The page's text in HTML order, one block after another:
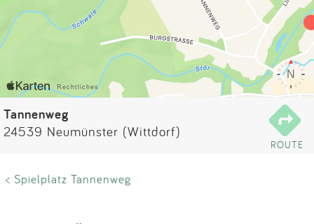
Kontakt
Impressum
Tannenweg
24539 Neumünster (Wittdorf)
ROUTE
< Spielplatz Tannenweg